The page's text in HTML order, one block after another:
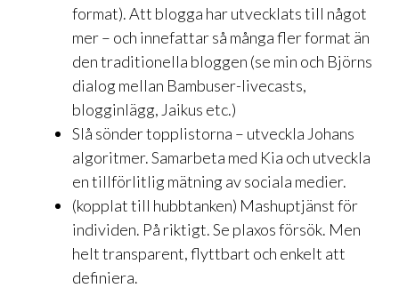
format). Att blogga har utvecklats till något
mer – och innefattar så många fler format än
den traditionella bloggen (se min och Björns
dialog mellan Bambuser-livecasts,
blogginlägg, Jaikus etc.)
Slå sönder topplistorna – utveckla Johans
algoritmer. Samarbeta med Kia och utveckla
en tillförlitlig mätning av sociala medier.
(kopplat till hubbtanken) Mashuptjänst för
individen. På riktigt. Se plaxos försök. Men
helt transparent, flyttbart och enkelt att
definiera.